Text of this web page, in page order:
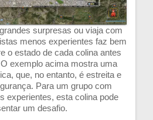
surpresas ou viaja com
menos experientes faz bem
o estado de cada colina antes
exemplo acima mostra uma
que, no entanto, é estreita e
Para um grupo com
experientes, esta colina pode
um desafio.